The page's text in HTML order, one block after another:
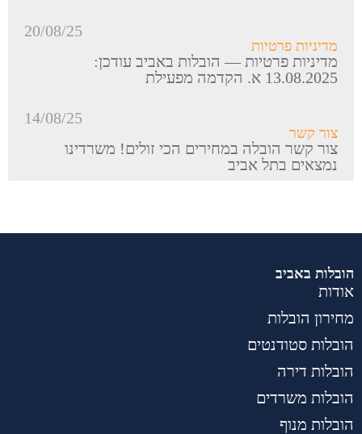
20/08/25
מדיניות פרטיות
מדיניות פרטיות — הובלות באביב עודכן:
13.08.2025 א. הקדמה מפעילת
14/08/25
צור קשר
צור קשר הובלה במחירים הכי זולים! משרדינו
נמצאים בתל אביב
הובלות באביב
אודות
מחירון הובלות
הובלות סטודנטים
הובלות דירה
הובלות משרדים
הובלות מנוף